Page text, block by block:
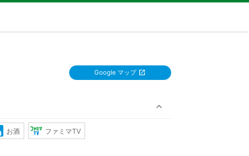
Google マップ
お酒 ファミマTV